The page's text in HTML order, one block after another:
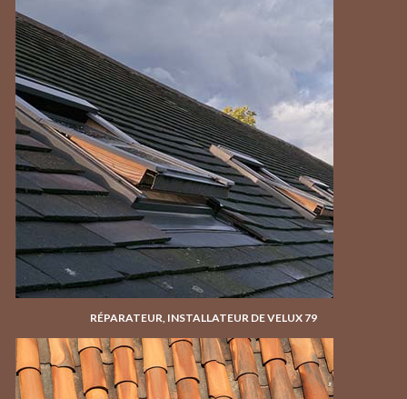
RÉPARATEUR, INSTALLATEUR DE VELUX 79